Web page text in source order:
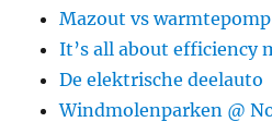
Mazout vs warmtepomp
It’s all about efficiency
De elektrische deelauto
Windmolenparken @